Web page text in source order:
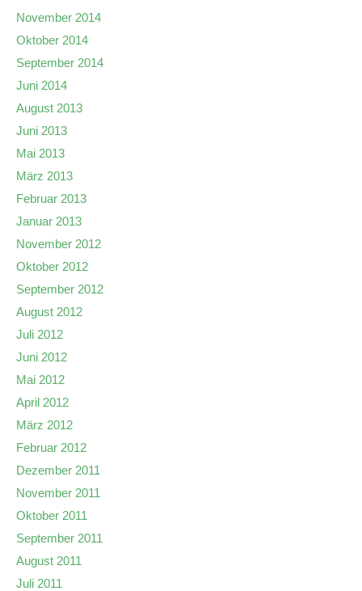
November 2014
Oktober 2014
September 2014
Juni 2014
August 2013
Juni 2013
Mai 2013
März 2013
Februar 2013
Januar 2013
November 2012
Oktober 2012
September 2012
August 2012
Juli 2012
Juni 2012
Mai 2012
April 2012
März 2012
Februar 2012
Dezember 2011
November 2011
Oktober 2011
September 2011
August 2011
Juli 2011